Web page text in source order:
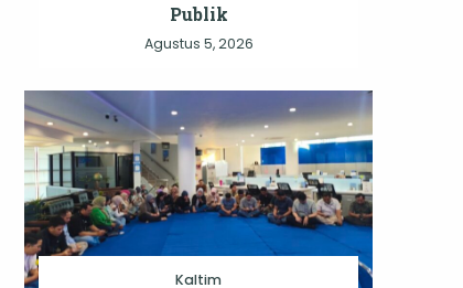
Publik
Agustus 5, 2026
Kaltim